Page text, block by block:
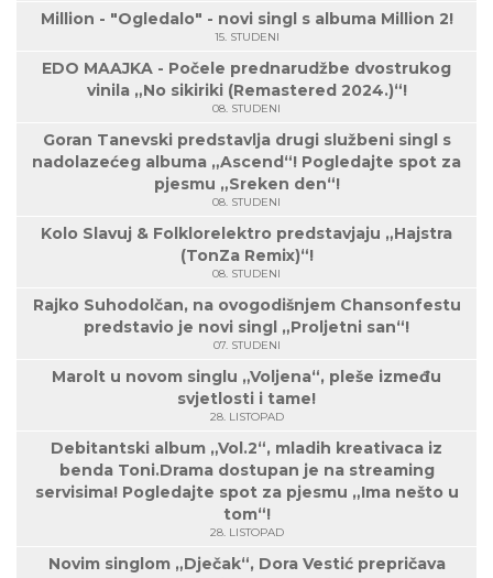
Million - "Ogledalo" - novi singl s albuma Million 2!
15. STUDENI
EDO MAAJKA - Počele prednarudžbe dvostrukog
vinila „No sikiriki (Remastered 2024.)“!
08. STUDENI
Goran Tanevski predstavlja drugi službeni singl s
nadolazećeg albuma „Ascend“! Pogledajte spot za
pjesmu „Sreken den“!
08. STUDENI
Kolo Slavuj & Folklorelektro predstavjaju „Hajstra
(TonZa Remix)“!
08. STUDENI
Rajko Suhodolčan, na ovogodišnjem Chansonfestu
predstavio je novi singl „Proljetni san“!
07. STUDENI
Marolt u novom singlu „Voljena“, pleše između
svjetlosti i tame!
28. LISTOPAD
Debitantski album „Vol.2“, mladih kreativaca iz
benda Toni.Drama dostupan je na streaming
servisima! Pogledajte spot za pjesmu „Ima nešto u
tom“!
28. LISTOPAD
Novim singlom „Dječak“, Dora Vestić prepričava